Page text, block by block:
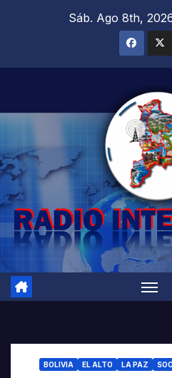
Sáb. Ago 8th,
BOLIVIA EL ALTO LA PAZ